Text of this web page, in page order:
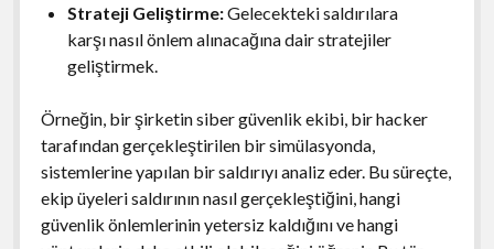
Strateji Geliştirme:Gelecekteki saldırılara
karşı nasıl önlem alınacağına dair stratejiler
geliştirmek.
Örneğin, bir şirketin siber güvenlik ekibi, bir hacker
tarafından gerçekleştirilen bir simülasyonda,
sistemlerine yapılan bir saldırıyı analiz eder. Bu süreçte,
ekip üyeleri saldırının nasıl gerçekleştiğini, hangi
güvenlik önlemlerinin yetersiz kaldığını ve hangi